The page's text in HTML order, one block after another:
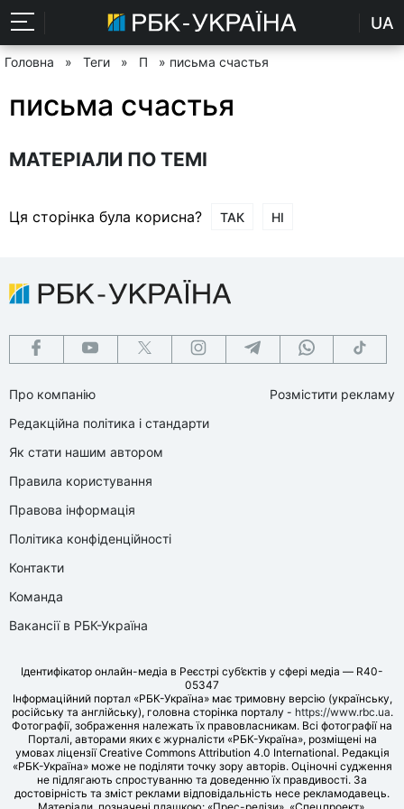
UA
Головна » Теги » П » письма счастья
письма счастья
МАТЕРІАЛИ ПО ТЕМІ
Ця сторінка була корисна? ТАК НІ
Про компанію
Редакційна політика і стандарти
Як стати нашим автором
Правила користування
Правова інформація
Політика конфіденційності
Контакти
Команда
Вакансії в РБК-Україна
Розмістити рекламу
Ідентифікатор онлайн-медіа в Реєстрі суб’єктів у сфері медіа — R40-
05347
Інформаційний портал «РБК-Україна» має тримовну версію (українську,
російську та англійську), головна сторінка порталу - https://www.rbc.ua.
Фотографії, зображення належать їх правовласникам. Всі фотографії на
Порталі, авторами яких є журналісти «РБК-Україна», розміщені на
умовах ліцензії Creative Commons Attribution 4.0 International. Редакція
«РБК-Україна» може не поділяти точку зору авторів. Оціночні судження
не підлягають спростуванню та доведенню їх правдивості. За
достовірність та зміст реклами відповідальність несе рекламодавець.